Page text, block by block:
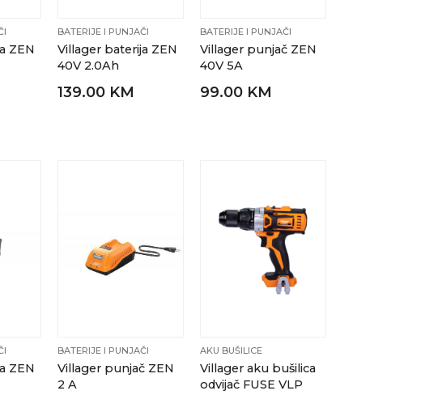
ZEN
BATERIJE I PUNJAČI
Villager baterija ZEN
40V 2.0Ah
139.00 KM
BATERIJE I PUNJAČI
Villager punjač ZEN
40V 5A
99.00 KM
ZEN
BATERIJE I PUNJAČI
Villager punjač ZEN
2 A
AKU BUŠILICE
Villager aku bušilica
odvijač FUSE VLP